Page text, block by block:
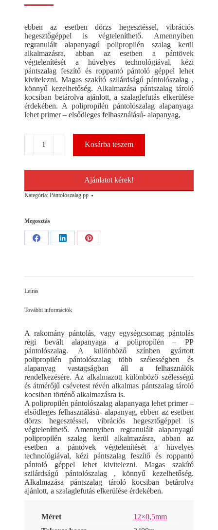
ebben az esetben dörzs hegesztéssel, vibrációs
hegesztőgéppel is végteleníthető. Amennyiben
regranulált alapanyagú polipropilén szalag kerül
alkalmazásra, abban az esetben a pántövek
végtelenítését a hüvelyes technológiával, kézi
pántszalag feszítő és roppantó pántoló géppel lehet
kivitelezni. Magas szakító szilárdságú pántolószalag ,
könnyű kezelhetőség. Alkalmazása pántszalag tároló
kocsiban betárolva ajánlott, a szalaglefutás elkerülése
érdekében. A polipropilén pántolószalag alapanyaga
lehet primer – elsődleges felhasználású- alapanyag,
pántolószalag
pp
2400m/tek
mennyiség
Kosárba teszem
Ajánlatot kérek!
Kategória: Pántolószalag pp
Megosztás
Share
Share
Share
Leírás
További információk
A rakomány pántolás, vagy egységcsomag pántolás
régi bevált alapanyaga a polipropilén – PP
pántolószalag. A különböző színben gyártott
polipropilén pántolószalag több szélességben és
alapanyag vastagságban áll a felhasználók
rendelkezésére. Az alkalmazott különböző szélességű
és átmérőjű csévetest révén alkalmas pántszalag tároló
kocsiban történő alkalmazásra is.
A polipropilén pántolószalag alapanyaga lehet primer –
elsődleges felhasználású- alapanyag, ebben az esetben
dörzs hegesztéssel, vibrációs hegesztőgéppel is
végteleníthető. Amennyiben regranulált alapanyagú
polipropilén szalag kerül alkalmazásra, abban az
esetben a pántövek végtelenítését a hüvelyes
technológiával, kézi pántszalag feszítő és roppantó
pántoló géppel lehet kivitelezni. Magas szakító
szilárdságú pántolószalag , könnyű kezelhetőség.
Alkalmazása pántszalag tároló kocsiban betárolva
ajánlott, a szalaglefutás elkerülése érdekében.
Méret
12×0,5mm